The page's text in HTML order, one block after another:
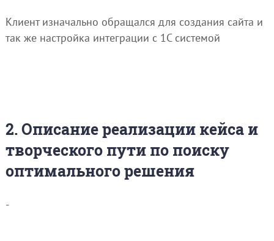
Клиент изначально обращался для создания сайта и
так же настройка интеграции с 1C системой
2. Описание реализации кейса и
творческого пути по поиску
оптимального решения
-